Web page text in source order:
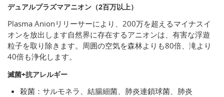
デュアルプラズマアニオン（2百万以上）
Plasma Anionリリーサーにより、200万を超えるマイナスイ
オンを放出します自然界に存在するアニオンは、有害な浮遊
粒子を取り除きます。周囲の空気を森林よりも80倍、滝より
40倍も浄化します。
滅菌+抗アレルギー
殺菌：サルモネラ、結腸細菌、肺炎連鎖球菌、肺炎